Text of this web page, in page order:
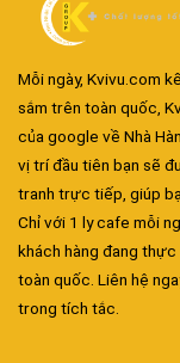
Mỗi ngày, Kvivu.com
sắm trên toàn quốc,
của google về Nhà
vị trí đầu tiên bạn sẽ
tranh trực tiếp, giúp
Chỉ với 1 ly cafe mỗi
khách hàng đang
toàn quốc. Liên hệ
trong tích tắc.